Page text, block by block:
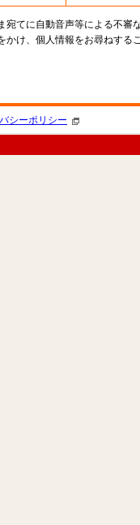
宛てに自動音声等による不審
かけ、個人情報をお尋ねする
シーポリシー